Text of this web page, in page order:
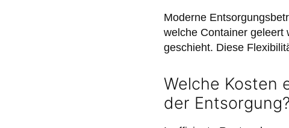
Moderne
welche Container geleert
geschieht. Diese
Welche Kosten
der Entsorgung?